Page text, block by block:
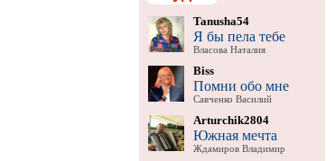
Tanusha54
Я бы пела тебе
Власова Наталия
Biss
Помни обо мне
Савченко Василий
Arturchik2804
Южная мечта
Ждамиров Владимир